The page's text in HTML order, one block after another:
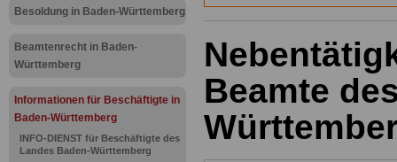
Besoldung in Baden-Württemberg
Beamtenrecht in Baden-
Württemberg
Informationen für Beschäftigte in
Baden-Württemberg
INFO-DIENST für Beschäftigte des
Landes Baden-Württemberg
Beamte